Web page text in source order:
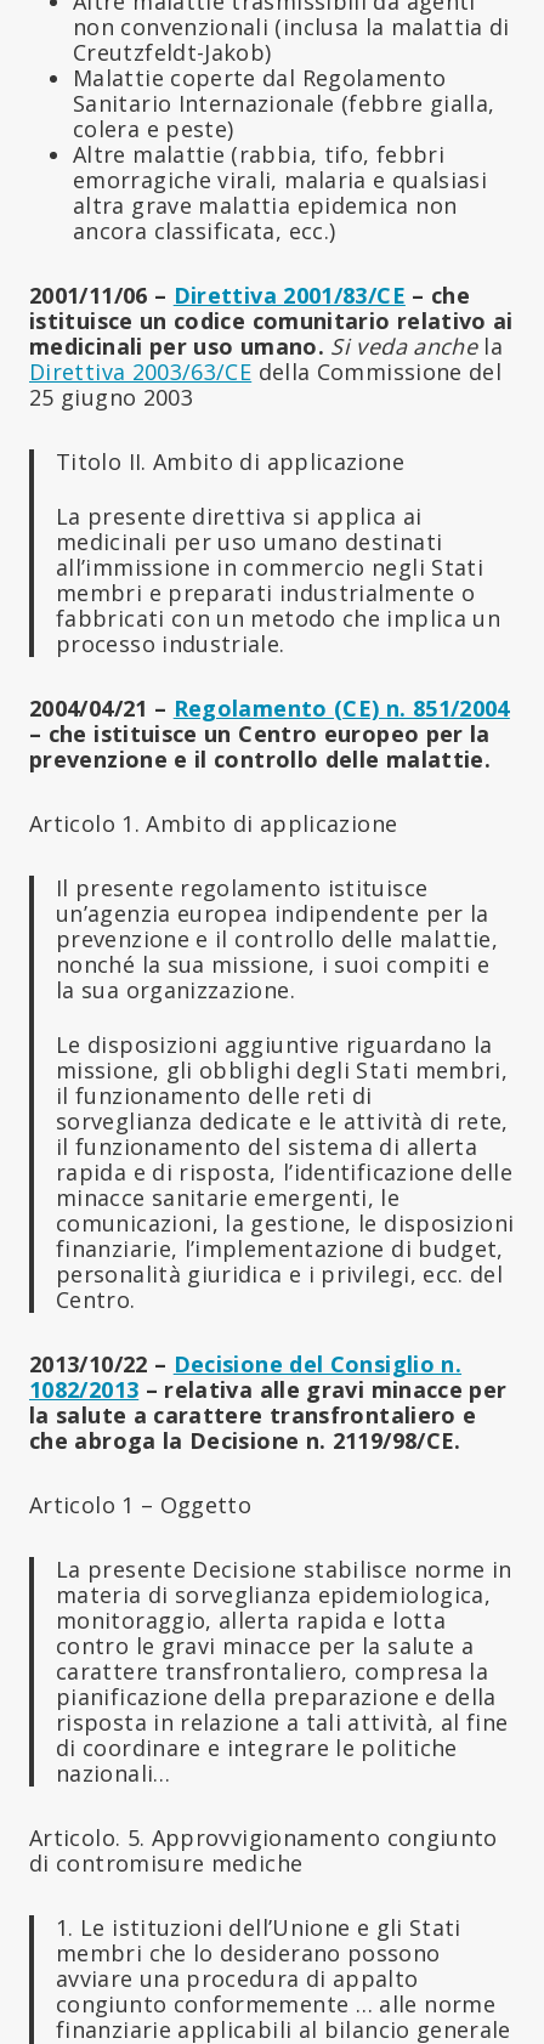
non convenzionali (inclusa la malattia di
Creutzfeldt-Jakob)
Malattie coperte dal Regolamento
Sanitario Internazionale (febbre gialla,
colera e peste)
Altre malattie (rabbia, tifo, febbri
emorragiche virali, malaria e qualsiasi
altra grave malattia epidemica non
ancora classificata, ecc.)
2001/11/06 – Direttiva 2001/83/CE – che
istituisce un codice comunitario relativo ai
medicinali per uso umano. Si veda anchela
Direttiva 2003/63/CE della Commissione del
25 giugno 2003
Titolo II. Ambito di applicazione
La presente direttiva si applica ai
medicinali per uso umano destinati
all’immissione in commercio negli Stati
membri e preparati industrialmente o
fabbricati con un metodo che implica un
processo industriale.
2004/04/21 – Regolamento (CE) n. 851/2004
– che istituisce un Centro europeo per la
prevenzione e il controllo delle malattie.
Articolo 1. Ambito di applicazione
Il presente regolamento istituisce
un’agenzia europea indipendente per la
prevenzione e il controllo delle malattie,
nonché la sua missione, i suoi compiti e
la sua organizzazione.
Le disposizioni aggiuntive riguardano la
missione, gli obblighi degli Stati membri,
il funzionamento delle reti di
sorveglianza dedicate e le attività di rete,
il funzionamento del sistema di allerta
rapida e di risposta, l’identificazione delle
minacce sanitarie emergenti, le
comunicazioni, la gestione, le disposizioni
finanziarie, l’implementazione di budget,
personalità giuridica e i privilegi, ecc. del
Centro.
2013/10/22 – Decisione del Consiglio n.
1082/2013 – relativa alle gravi minacce per
la salute a carattere transfrontaliero e
che abroga la Decisione n. 2119/98/CE.
Articolo 1 – Oggetto
La presente Decisione stabilisce norme in
materia di sorveglianza epidemiologica,
monitoraggio, allerta rapida e lotta
contro le gravi minacce per la salute a
carattere transfrontaliero, compresa la
pianificazione della preparazione e della
risposta in relazione a tali attività, al fine
di coordinare e integrare le politiche
nazionali…
Articolo. 5. Approvvigionamento congiunto
di contromisure mediche
1. Le istituzioni dell’Unione e gli Stati
membri che lo desiderano possono
avviare una procedura di appalto
congiunto conformemente … alle norme
finanziarie applicabili al bilancio generale